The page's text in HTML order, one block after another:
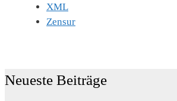
XML
Zensur
Neueste Beiträge